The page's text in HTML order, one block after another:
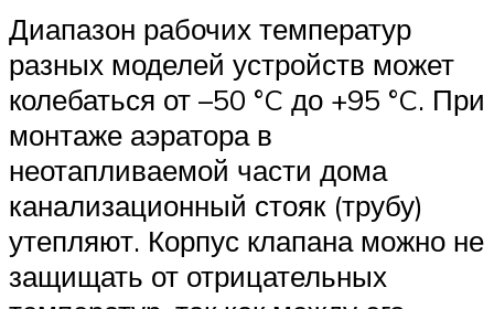
Диапазон рабочих температур
разных моделей устройств может
колебаться от –50 °C до +95 °C. При
монтаже аэратора в
неотапливаемой части дома
канализационный стояк (трубу)
утепляют. Корпус клапана можно не
защищать от отрицательных